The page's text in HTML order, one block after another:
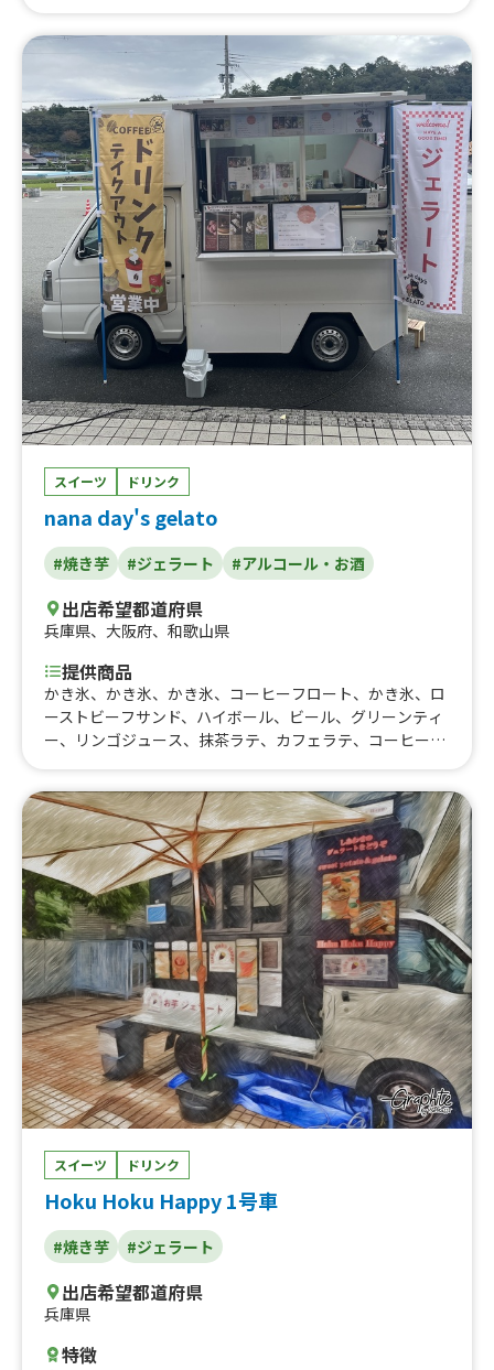
ずスカッシュ、生ジンジャーエール、すだちスプリッツァ
ー、馬路村ゆずの村ポン酢、生ゆずサワー、生しょうがサ
ワー、藁焼きカツオ丼、カツオの塩藁焼き、グラスワイン
（赤・白・泡）、コロナ エクストラ、タコライス【09/23
イベント】、ムール貝のスチーム、バーニャカウダ風サラ
ダ、オリーブとドライトマトのマリネ、タコス&スープセ
ット、いちごミルクスムージー、抹茶グリーンスムージ
ー、ミネストローネ、タコミートライス、ホットいちごア
ーモンドミルク、ホットアップルサイダー、タコスコンボ
（3ピース）、タコス1ピース、タコス［1ピース］3/8イベ
ント、クラムチャウダーブレッド、チーズステーキ、ハワ
イアンサン、コナビール、サーモンロミロミ、サーモンポ
キボウル【学割】、カツオポキボウル、チーズステーキオ
ーバーライス【3/20イベント】、キャンディースモークチ
ーズ、薫製ミックスナッツ、スモークサーモンとクリーム
チーズのパテ、チーズ3種、ハモンセラーノ、ハモンセラ
ーノ＆チーズ、ガパオライス【学割700】、スモークチー
ズポテトサラダ、いぶりがっこ＆クリームチーズ、ロース
トビーフ、イベリコ豚のグリル、アサイージェラートボウ
ル、レインボーわたあめ、レモンサワー、BBQポークピタ
サンド、チーズステーキピタサンド、クラフトビール、ホ
ットチョコレート、具沢山クラムチャウダー、ピタサンド
ス、ゼットネイビーモヒート、DECO☆大根もち、ブルス
ケッタ、アボたまタコライス、ハナショウブムラサキカク
テル、ストリームイエローカクテル、東京湾のパエーリ
ャ、ガパオライス、ジャンバラヤ、アボたまポークライ
のパエーリャ、タコライス【学割700】、ソフトドリンク
各種、デルソルサラダ、本日のスープ、ハイボール、モヒ
ート、ビール、ナチョス、ピタサンド(ジャークチキン)、
ピタサンド(タコス)、イタリアンソーダ、ラムネ、キッズ
リンプ 6尾、ガーリックシュリンプ 4尾、ジャークチキン
ラージ、ジャークチキン レギュラー、かき氷、ランチパエ
ーリャ、本日のパエーリャ、タコグランデ、タコ デルソ
ル、基本のタコライス
スイーツ ドリンク
nana day's gelato
#焼き芋 #ジェラート #アルコール・お酒
出店希望都道府県
兵庫県、 大阪府、 和歌山県
提供商品
かき氷、かき氷、かき氷、コーヒーフロート、かき氷、ロ
ーストビーフサンド、ハイボール、ビール、グリーンティ
ー、リンゴジュース、抹茶ラテ、カフェラテ、コーヒー、
✖️焼き芋ハニーチーズ、焼き芋ハニーチーズ、✖️焼き芋ブ
リュレ、焼き芋ブリュレ、焼き芋、イタリアンジェラート
スイーツ ドリンク
Hoku Hoku Happy 1号車
#焼き芋 #ジェラート
出店希望都道府県
兵庫県
特徴